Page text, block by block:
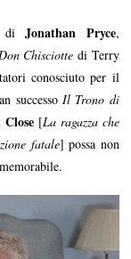
diJonathan Pryce,
Chisciotte di Terry
conosciuto per il
successo Il Trono di
[La ragazza che
fatale] possa non